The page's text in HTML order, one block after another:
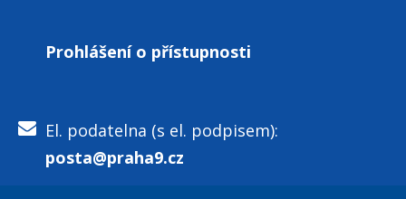
Prohlášení o přístupnosti
El. podatelna (s el. podpisem):
posta@praha9.cz